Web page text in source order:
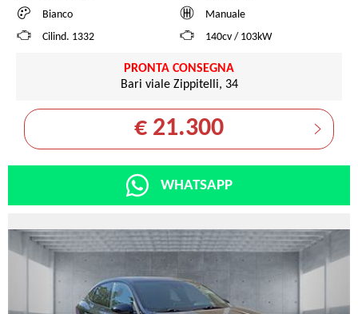
Bianco
Manuale
Cilind. 1332
140cv / 103kW
PRONTA CONSEGNA
Bari viale Zippitelli, 34
€ 21.300
WHATSAPP